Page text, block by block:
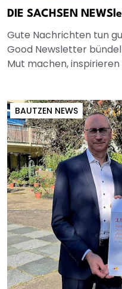
DIE SACHSEN
Gute Nachrichten tun
Good Newsletter
Mut machen, inspirieren
BAUTZEN NEWS